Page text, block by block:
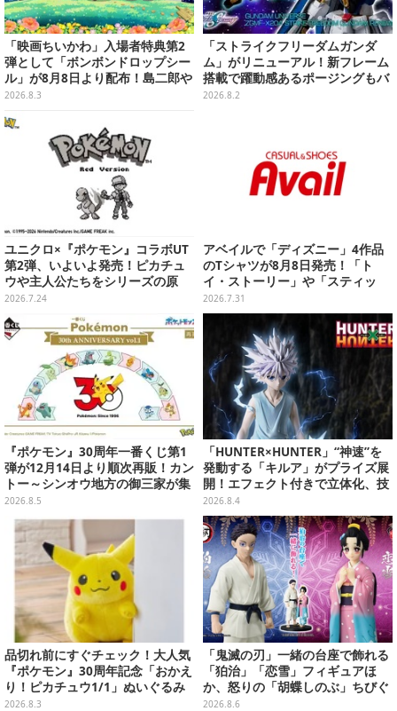
「映画ちいかわ」入場者特典第2
弾として「ボンボンドロップシー
ル」が8月8日より配布！島二郎や
セイレーンはもちろん、人魚のウ
ロコまで…
2026.8.3
「ストライクフリーダムガンダ
ム」がリニューアル！新フレーム
搭載で躍動感あるポージングもバ
ッチリ
2026.8.2
ユニクロ×『ポケモン』コラボUT
第2弾、いよいよ発売！ピカチュ
ウや主人公たちをシリーズの原
点、モノクロのゲームドットで表
現
2026.7.24
アベイルで「ディズニー」4作品
のTシャツが8月8日発売！「ト
イ・ストーリー」や「スティッ
チ」のキャラを刺しゅうでデザイ
ン
2026.7.31
『ポケモン』30周年一番くじ第1
弾が12月14日より順次再販！カン
トー～シンオウ地方の御三家が集
まった時計、ぬいぐるみなど記念
グッズ盛りだくさん
2026.8.5
「HUNTER×HUNTER」“神速”を
発動する「キルア」がプライズ展
開！エフェクト付きで立体化、技
名アクリルパネル付き
2026.8.4
品切れ前にすぐチェック！大人気
『ポケモン』30周年記念「おかえ
り！ピカチュウ1/1」ぬいぐるみ
がポケモンセンターオンラインで
2026.8.3
「鬼滅の刃」一緒の台座で飾れる
「狛治」「恋雪」フィギュアほ
か、怒りの「胡蝶しのぶ」ちびぐ
るみなどプライズが順次展開！
2026.8.6